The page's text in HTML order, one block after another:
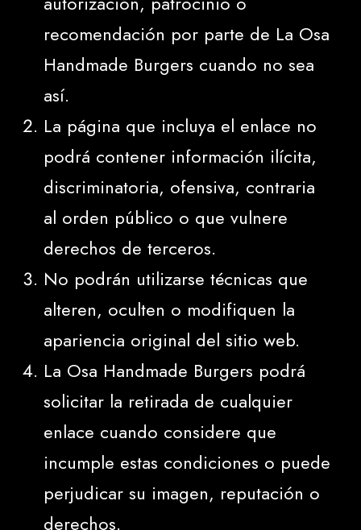
recomendación por parte de La Osa
Handmade Burgers cuando no sea
así.
La página que incluya el enlace no
podrá contener información ilícita,
discriminatoria, ofensiva, contraria
al orden público o que vulnere
derechos de terceros.
No podrán utilizarse técnicas que
alteren, oculten o modifiquen la
apariencia original del sitio web.
La Osa Handmade Burgers podrá
solicitar la retirada de cualquier
enlace cuando considere que
incumple estas condiciones o puede
perjudicar su imagen, reputación o
derechos.